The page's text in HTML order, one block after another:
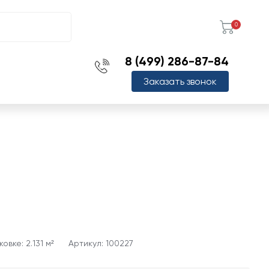
0
8 (499) 286-87-84
Заказать звонок
2.131 м² Артикул: 100227